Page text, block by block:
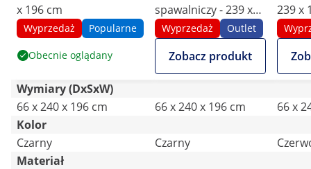
x 196 cm
Wyprzedaż Popularne
Obecnie oglądany
spawalniczy - 239 x
196 cm
Wyprzedaż Outlet
Zobacz produkt
239 x
Wymiary (DxSxW)
66 x 240 x 196 cm
66 x 240 x 196 cm
66 x
Kolor
Czarny
Czarny
Materiał